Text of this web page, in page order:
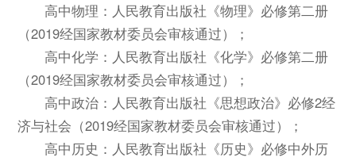
高中物理：人民教育出版社《物理》必修第二册
（2019经国家教材委员会审核通过）；
高中化学：人民教育出版社《化学》必修第二册
（2019经国家教材委员会审核通过）；
高中政治：人民教育出版社《思想政治》必修2经
济与社会（2019经国家教材委员会审核通过）；
高中历史：人民教育出版社《历史》必修中外历